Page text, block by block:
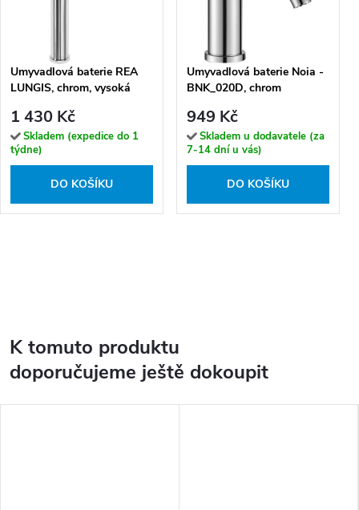
Umyvadlová baterie REA
LUNGIS, chrom, vysoká
1 430 Kč
Skladem (expedice do 1
týdne)
DO KOŠÍKU
Umyvadlová baterie Noia -
BNK_020D, chrom
949 Kč
Skladem u dodavatele (za
7-14 dní u vás)
DO KOŠÍKU
K tomuto produktu
doporučujeme ještě dokoupit